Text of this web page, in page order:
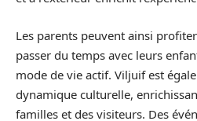
Les parents peuvent ainsi
passer du temps avec leurs
mode de vie actif. Viljuif est
dynamique culturelle,
familles et des visiteurs. Des